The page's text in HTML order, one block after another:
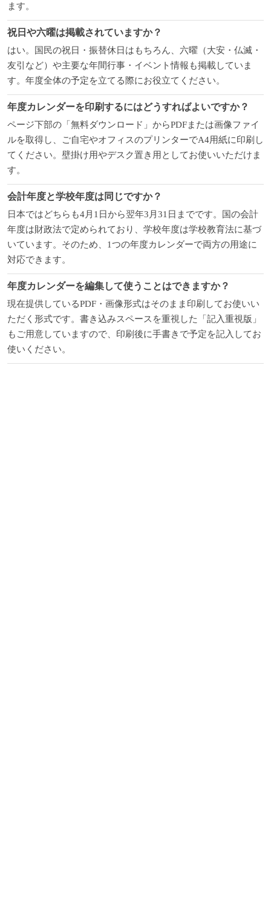
ます。
祝日や六曜は掲載されていますか？
はい。国民の祝日・振替休日はもちろん、六曜（大安・仏滅・
友引など）や主要な年間行事・イベント情報も掲載していま
す。年度全体の予定を立てる際にお役立てください。
年度カレンダーを印刷するにはどうすればよいですか？
ページ下部の「無料ダウンロード」からPDFまたは画像ファイ
ルを取得し、ご自宅やオフィスのプリンターでA4用紙に印刷し
てください。壁掛け用やデスク置き用としてお使いいただけま
す。
会計年度と学校年度は同じですか？
日本ではどちらも4月1日から翌年3月31日までです。国の会計
年度は財政法で定められており、学校年度は学校教育法に基づ
いています。そのため、1つの年度カレンダーで両方の用途に
対応できます。
年度カレンダーを編集して使うことはできますか？
現在提供しているPDF・画像形式はそのまま印刷してお使いい
ただく形式です。書き込みスペースを重視した「記入重視版」
もご用意していますので、印刷後に手書きで予定を記入してお
使いください。